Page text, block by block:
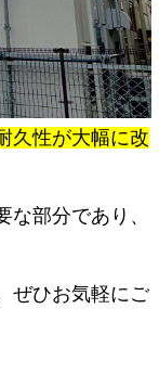
久性が大幅に改
部分であり、
ぜひお気軽にご